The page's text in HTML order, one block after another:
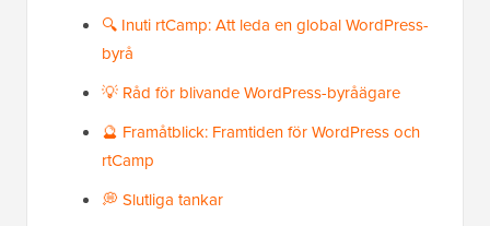
🔍 Inuti rtCamp: Att leda en global WordPress-
byrå
💡 Råd för blivande WordPress-byråägare
🔮 Framåtblick: Framtiden för WordPress och
rtCamp
💭 Slutliga tankar